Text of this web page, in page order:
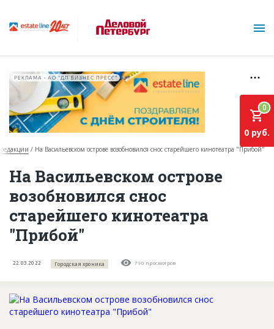
О проекте
Горячие объекты
База строящихся объектов
Инвестпроекты
Глоссарий
Новости
Платные услуги
РЕКЛАМА • АО "ДП БИЗНЕС ПРЕСС"
На Васильевском острове возобновился снос старейшего кинотеатра "Прибой"
На Васильевском острове
возобновился снос
старейшего кинотеатра
"Прибой"
22.03.2022 Городская хроника 790 просмотров
0
0 руб.